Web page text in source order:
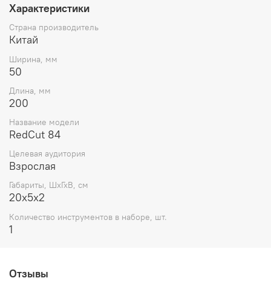
Характеристики
Cтрана производитель
Китай
Ширина, мм
50
Длина, мм
200
Название модели
RedCut 84
Целевая аудитория
Взрослая
Габариты, ШхГхВ, см
20х5х2
Количество инструментов в наборе, шт.
1
Отзывы